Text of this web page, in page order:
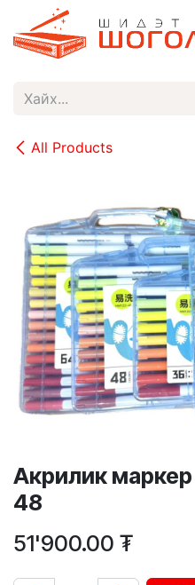
Skip to Content
All Products
Акрилик маркер
48
51'900.00 ₮